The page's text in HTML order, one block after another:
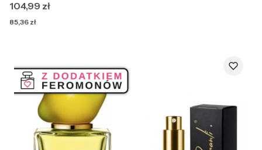
Cena
104,99 zł
Cena
85,36 zł